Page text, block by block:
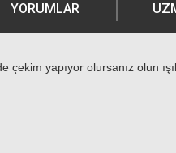
YORUMLAR
yapıyor olursanız olun